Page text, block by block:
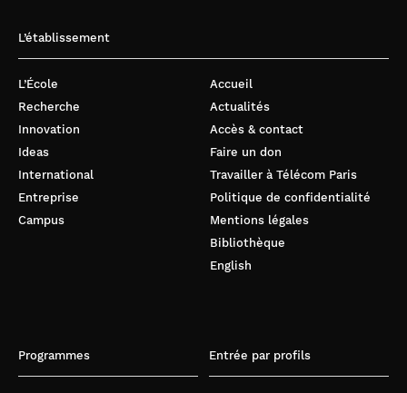
L’établissement
L’École
Recherche
Innovation
Ideas
International
Entreprise
Campus
Accueil
Actualités
Accès & contact
Faire un don
Travailler à Télécom Paris
Politique de confidentialité
Mentions légales
Bibliothèque
English
Programmes Entrée par profils